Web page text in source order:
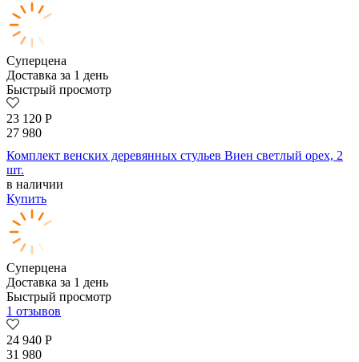
Суперцена
Доставка за 1 день
Быстрый просмотр
23 120 Р
27 980
Комплект венских деревянных стульев Виен светлый орех, 2
шт.
в наличии
Купить
Суперцена
Доставка за 1 день
Быстрый просмотр
1 отзывов
24 940 Р
31 980